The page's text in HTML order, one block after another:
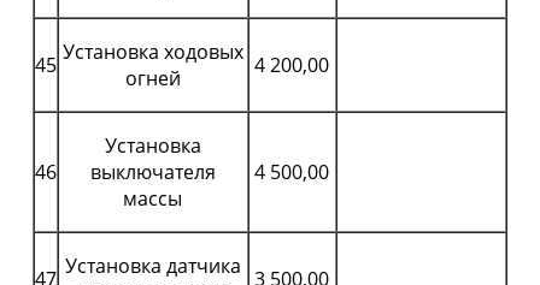
45 Установка ходовых
огней
4 200,00
46
Установка
выключателя
массы
4 500,00
47 Установка датчика 3 500,00